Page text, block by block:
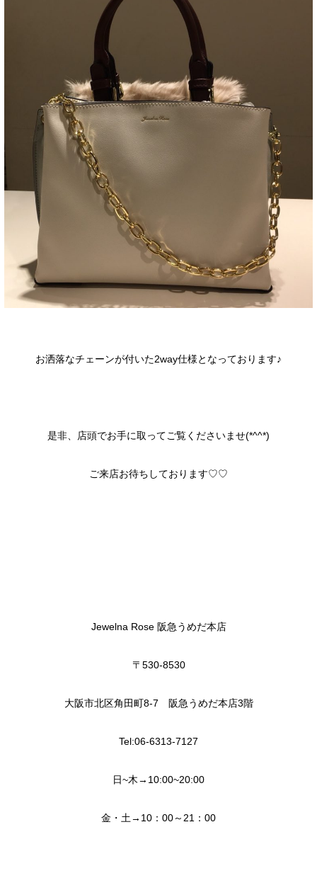
お洒落なチェーンが付いた2way仕様となっております♪
是非、店頭でお手に取ってご覧くださいませ(*^^*)
ご来店お待ちしております♡♡
Jewelna Rose 阪急うめだ本店
〒530-8530
大阪市北区角田町8-7 阪急うめだ本店3階
Tel:06-6313-7127
日~木→10:00~20:00
金・土→10：00～21：00